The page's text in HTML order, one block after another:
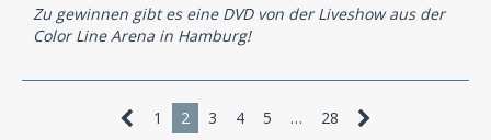
Zu gewinnen gibt es eine DVD von der Liveshow aus der
Color Line Arena in Hamburg!
1 2 3 4 5 … 28